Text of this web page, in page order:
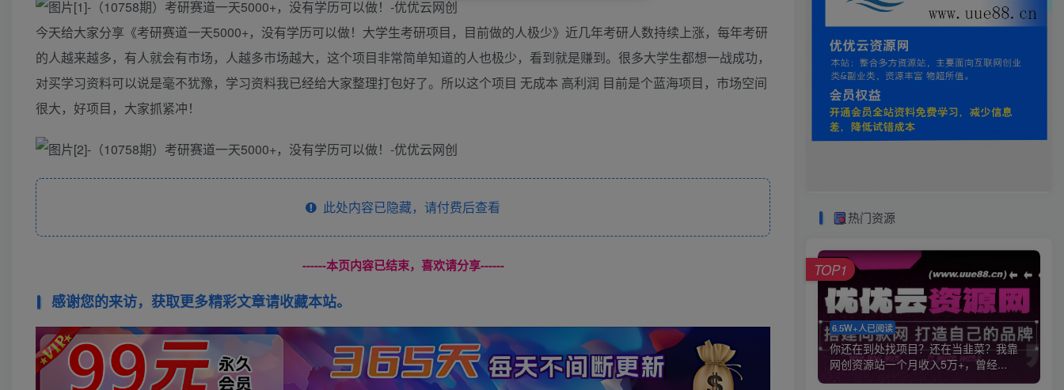
今天给大家分享《考研赛道一天5000+，没有学历可以做！大学生考研项目，目前做的人极少》近几年考研人数持续上涨，每年考研
的人越来越多，有人就会有市场，人越多市场越大，这个项目非常简单知道的人也极少，看到就是赚到。很多大学生都想一战成功，
对买学习资料可以说是毫不犹豫，学习资料我已经给大家整理打包好了。所以这个项目 无成本 高利润 目前是个蓝海项目，市场空间
很大，好项目，大家抓紧冲！
此处内容已隐藏，请付费后查看
------本页内容已结束，喜欢请分享------
感谢您的来访，获取更多精彩文章请收藏本站。
热门资源
6.5W+人已阅读
你还在到处找项目？还在当韭菜？我靠
网创资源站一个月收入5万+，曾经...
TOP1